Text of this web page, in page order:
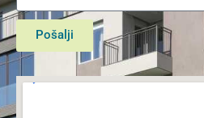
Pošalji